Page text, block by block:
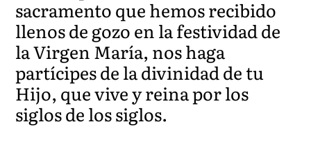
sacramento que hemos recibido
llenos de gozo en la festividad de
la Virgen María, nos haga
partícipes de la divinidad de tu
Hijo, que vive y reina por los
siglos de los siglos.